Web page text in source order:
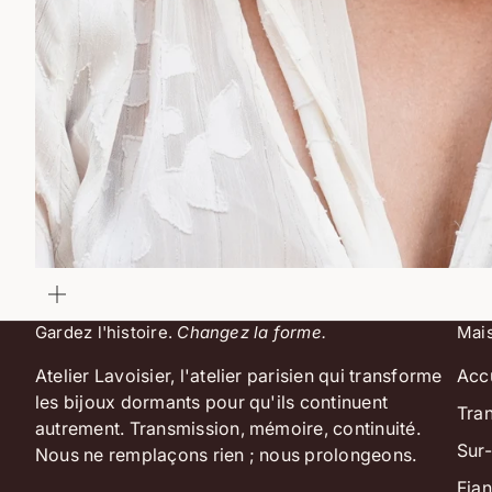
Gardez l'histoire. Changez la forme.
Atelier Lavoisier, l'atelier parisien qui transforme
les bijoux dormants pour qu'ils continuent
autrement. Transmission, mémoire, continuité.
Nous ne remplaçons rien ; nous prolongeons.